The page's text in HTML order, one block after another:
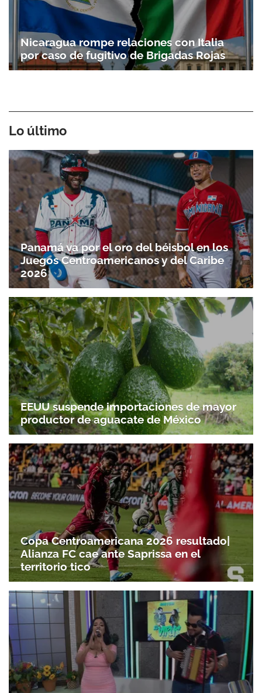
ACEPTAR
Nicaragua rompe relaciones con Italia
por caso de fugitivo de Brigadas Rojas
Lo último
Panamá va por el oro del béisbol en los
Juegos Centroamericanos y del Caribe
2026
EEUU suspende importaciones de mayor
productor de aguacate de México
Copa Centroamericana 2026 resultado|
Alianza FC cae ante Saprissa en el
territorio tico